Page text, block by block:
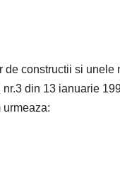
constructii si unele
din 13 ianuarie